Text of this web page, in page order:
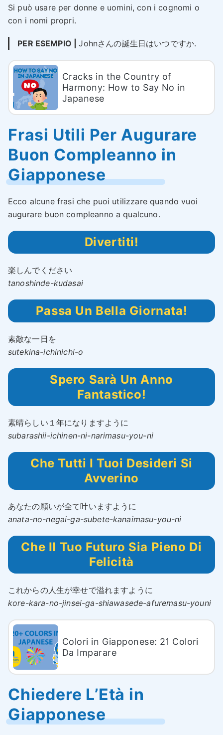
Si può usare per donne e uomini, con i cognomi o
con i nomi propri.
PER ESEMPIO |Johnさんの誕生日はいつですか.
Cracks in the Country of
Harmony: How to Say No in
Japanese
Frasi Utili Per Augurare
Buon Compleanno in
Giapponese
Ecco alcune frasi che puoi utilizzare quando vuoi
augurare buon compleanno a qualcuno.
Divertiti!
楽しんでください
tanoshinde-kudasai
Passa Un Bella Giornata!
素敵な一日を
sutekina-ichinichi-o
Spero Sarà Un Anno
Fantastico!
素晴らしい１年になりますように
subarashii-ichinen-ni-narimasu-you-ni
Che Tutti I Tuoi Desideri Si
Avverino
あなたの願いが全て叶いますように
anata-no-negai-ga-subete-kanaimasu-you-ni
Che Il Tuo Futuro Sia Pieno Di
Felicità
これからの人生が幸せで溢れますように
kore-kara-no-jinsei-ga-shiawasede-afuremasu-youni
Colori in Giapponese: 21 Colori
Da Imparare
Chiedere L’Età in
Giapponese